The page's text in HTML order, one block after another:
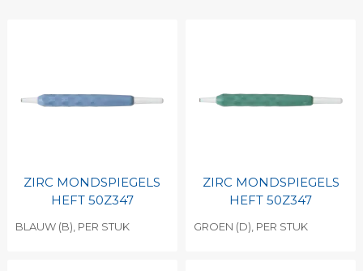
ZIRC MONDSPIEGELS
HEFT 50Z347
BLAUW (B), PER STUK
ZIRC MONDSPIEGELS
HEFT 50Z347
GROEN (D), PER STUK